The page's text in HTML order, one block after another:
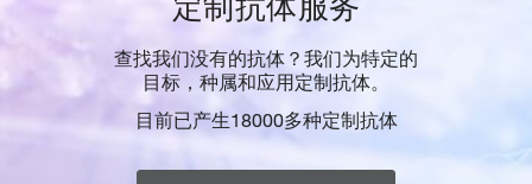
查找我们没有的抗体？我们为特定的
目标，种属和应用定制抗体。
目前已产生18000多种定制抗体